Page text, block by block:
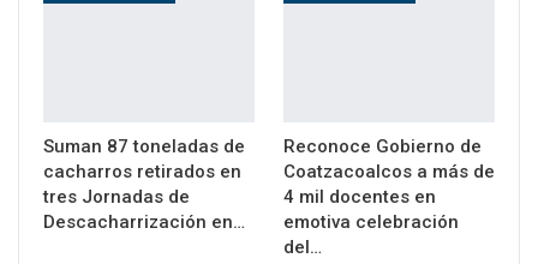
Suman 87 toneladas de
cacharros retirados en
tres Jornadas de
Descacharrización en…
Reconoce Gobierno de
Coatzacoalcos a más de
4 mil docentes en
emotiva celebración
del…